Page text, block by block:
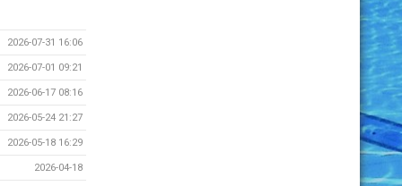
2026-07-31 16:06
2026-07-01 09:21
2026-06-17 08:16
2026-05-24 21:27
2026-05-18 16:29
2026-04-18